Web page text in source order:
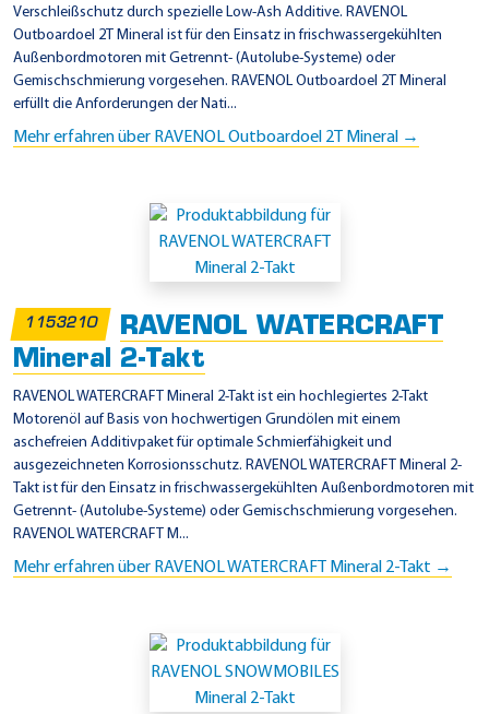
Verschleißschutz durch spezielle Low-Ash Additive. RAVENOL
Outboardoel 2T Mineral ist für den Einsatz in frischwassergekühlten
Außenbordmotoren mit Getrennt- (Autolube-Systeme) oder
Gemischschmierung vorgesehen. RAVENOL Outboardoel 2T Mineral
erfüllt die Anforderungen der Nati...
Mehr erfahren über RAVENOL Outboardoel 2T Mineral →
1153210
RAVENOL WATERCRAFT
Mineral 2-Takt
RAVENOL WATERCRAFT Mineral 2-Takt ist ein hochlegiertes 2-Takt
Motorenöl auf Basis von hochwertigen Grundölen mit einem
aschefreien Additivpaket für optimale Schmierfähigkeit und
ausgezeichneten Korrosionsschutz. RAVENOL WATERCRAFT Mineral 2-
Takt ist für den Einsatz in frischwassergekühlten Außenbordmotoren mit
Getrennt- (Autolube-Systeme) oder Gemischschmierung vorgesehen.
RAVENOL WATERCRAFT M...
Mehr erfahren über RAVENOL WATERCRAFT Mineral 2-Takt →